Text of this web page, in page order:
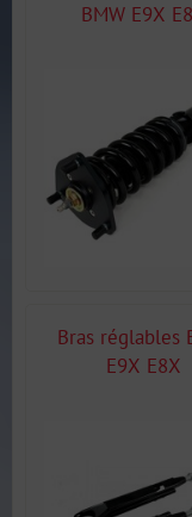
BMW E9X
Bras réglables
E9X E8X